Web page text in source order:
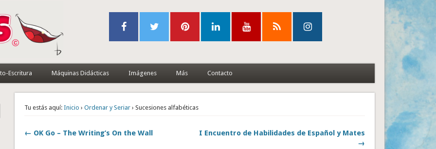
Escritura Máquinas Didácticas Imágenes Más Contacto
Tu estás aquí: Inicio ›Ordenar y Seriar › Sucesiones alfabéticas
← OK Go – The Writing’s On the Wall
I Encuentro de Habilidades de Español y Mates
→